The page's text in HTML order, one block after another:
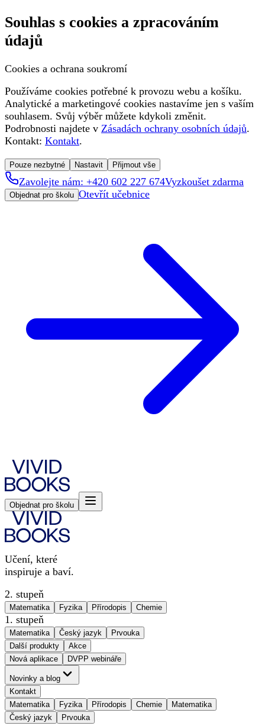
Souhlas s cookies a zpracováním
údajů
Cookies a ochrana soukromí
Používáme cookies potřebné k provozu webu a košíku.
Analytické a marketingové cookies nastavíme jen s vaším
souhlasem. Svůj výběr můžete kdykoli změnit.
Podrobnosti najdete v Zásadách ochrany osobních údajů.
Kontakt: Kontakt.
Pouze nezbytné Nastavit Přijmout vše
Zavolejte nám: +420 602 227 674Vyzkoušet zdarma
Objednat pro školu Otevřít učebnice
Objednat pro školu
Učení, které
inspiruje a baví.
2. stupeň
Matematika Fyzika Přírodopis Chemie
1. stupeň
Matematika Český jazyk
Prvouka
Další produkty
Akce
Nová aplikace
DVPP webináře
Novinky a blog
Kontakt
Matematika
Fyzika Přírodopis Chemie
Matematika
Český jazyk
Prvouka